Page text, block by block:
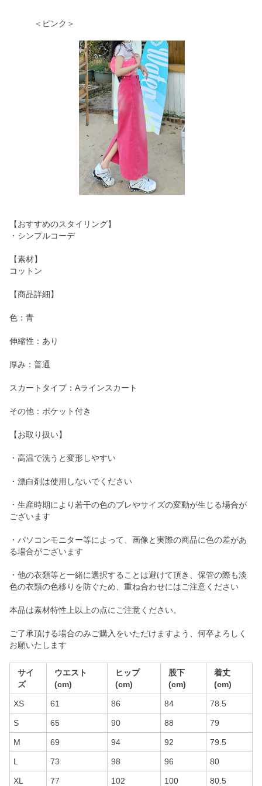
＜ピンク＞
【おすすめのスタイリング】
・シンプルコーデ
【素材】
コットン
【商品詳細】
色：青
伸縮性：あり
厚み：普通
スカートタイプ：Aラインスカート
その他：ポケット付き
【お取り扱い】
・高温で洗うと変形しやすい
・漂白剤は使用しないでください
・生産時期により若干の色のブレやサイズの変動が生じる場合が
ございます
・パソコンモニター等によって、画像と実際の商品に色の差があ
る場合がございます
・他の衣類等と一緒に選択することは避けて頂き、保管の際も淡
色の衣類の色移りを防ぐため、重ね合わせにはご注意ください
本品は素材特性上以上の点にご注意ください。
ご了承頂ける場合のみご購入をいただけますよう、何卒よろしく
お願いたします
サイ
ズ
ウエスト
(cm)
ヒップ
(cm)
股下
(cm)
着丈
(cm)
XS 61 86 84 78.5
S 65 90 88 79
M 69 94 92 79.5
L 73 98 96 80
XL 77 102 100 80.5